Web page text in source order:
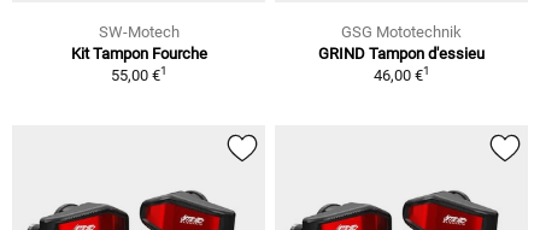
SW-Motech
Kit Tampon Fourche
55,00 €1
GSG Mototechnik
GRIND Tampon d'essieu
46,00 €1